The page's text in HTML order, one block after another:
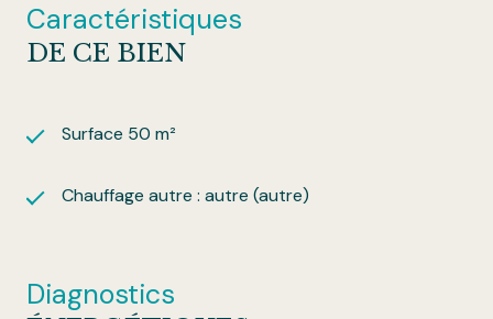
Caractéristiques
DE CE BIEN
Surface 50 m²
Chauffage autre : autre (autre)
Diagnostics